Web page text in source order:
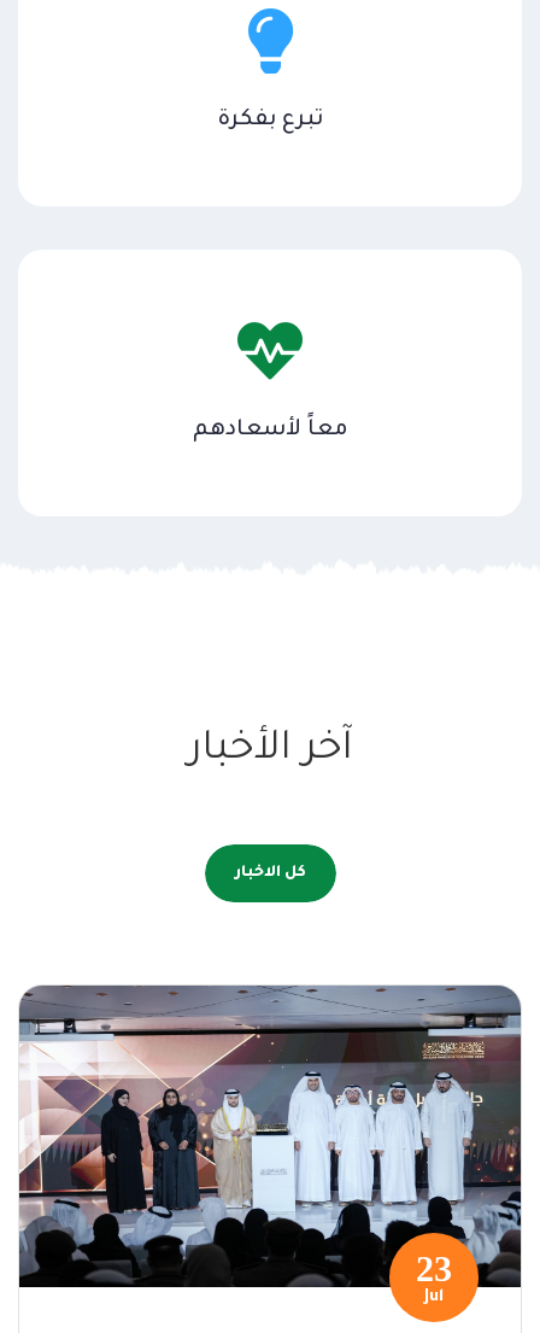
تبرع بفكرة
معاً لأسعادهم
آخر الأخبار
كل الاخبار
23
Jul